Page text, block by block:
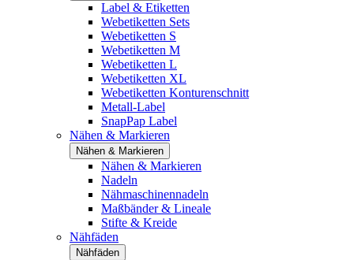
Label & Etiketten
Webetiketten Sets
Webetiketten S
Webetiketten M
Webetiketten L
Webetiketten XL
Webetiketten Konturenschnitt
Metall-Label
SnapPap Label
Nähen & Markieren
Nähen & Markieren
Nähen & Markieren
Nadeln
Nähmaschinennadeln
Maßbänder & Lineale
Stifte & Kreide
Nähfäden
Nähfäden